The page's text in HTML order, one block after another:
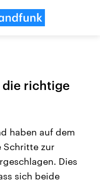
USA
die richtige
haben auf dem
Schritte zur
Dies
sich beide